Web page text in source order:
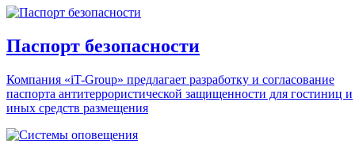
Паспорт безопасности
Компания «iT-Group» предлагает разработку и согласование
паспорта антитеррористической защищенности для гостиниц и
иных средств размещения